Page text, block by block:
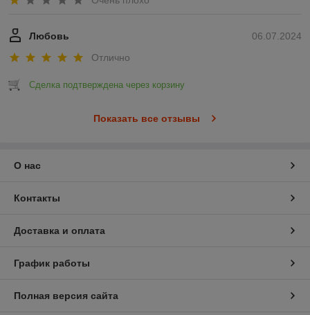
06.07.2024
Любовь
Отлично
Сделка подтверждена через корзину
Показать все отзывы
О нас
Контакты
Доставка и оплата
График работы
Полная версия сайта